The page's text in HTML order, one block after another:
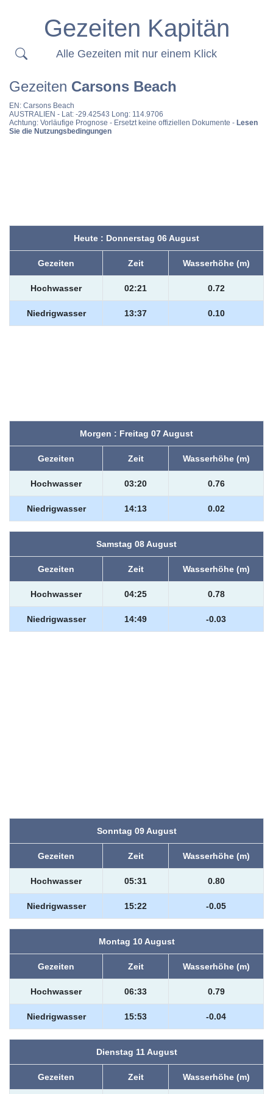
Gezeiten Kapitän
Alle Gezeiten mit nur einem Klick
Gezeiten Carsons Beach
EN: Carsons Beach
AUSTRALIEN - Lat: -29.42543 Long: 114.9706
Achtung: Vorläufige Prognose - Ersetzt keine offiziellen Dokumente - Lesen
Sie die Nutzungsbedingungen
Heute : Donnerstag 06 August
Gezeiten Zeit Wasserhöhe (m)
Hochwasser 02:21 0.72
Niedrigwasser 13:37 0.10
Morgen : Freitag 07 August
Gezeiten Zeit Wasserhöhe (m)
Hochwasser 03:20 0.76
Niedrigwasser 14:13 0.02
Samstag 08 August
Gezeiten Zeit Wasserhöhe (m)
Hochwasser 04:25 0.78
Niedrigwasser 14:49 -0.03
Sonntag 09 August
Gezeiten Zeit Wasserhöhe (m)
Hochwasser 05:31 0.80
Niedrigwasser 15:22 -0.05
Montag 10 August
Gezeiten Zeit Wasserhöhe (m)
Hochwasser 06:33 0.79
Niedrigwasser 15:53 -0.04
Dienstag 11 August
Gezeiten Zeit Wasserhöhe (m)